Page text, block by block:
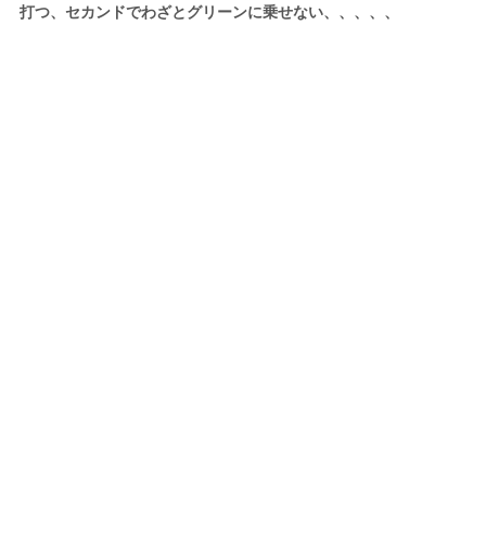
打つ、セカンドでわざとグリーンに乗せない、、、、、